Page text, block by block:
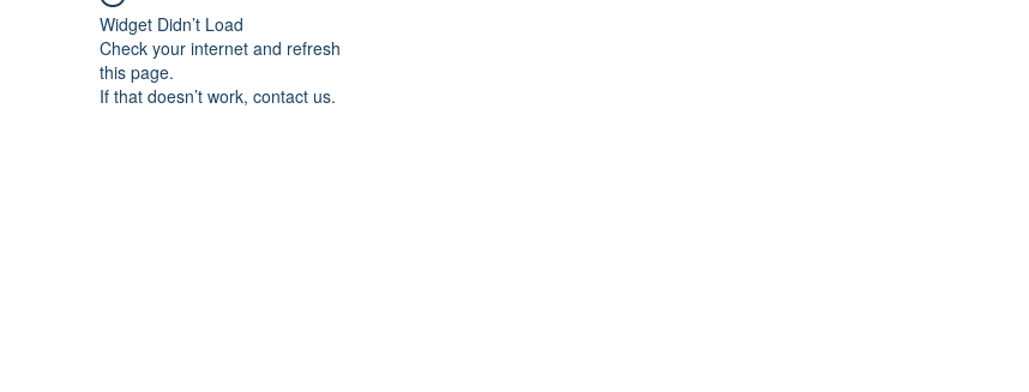
Widget Didn’t Load
Check your internet and refresh
this page.
If that doesn’t work, contact us.